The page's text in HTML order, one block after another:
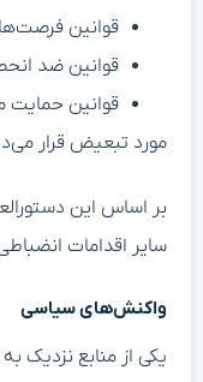
قوانین
قوانین ضد
قوانین حمایت
مورد تبعیض قرار
بر اساس این
سایر اقدامات
واکنش‌های سیاسی
یکی از منابع نزدیک